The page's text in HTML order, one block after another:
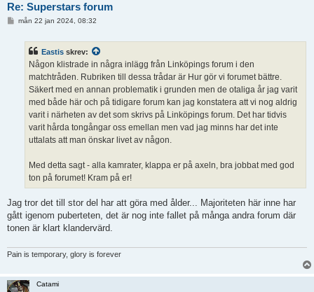
Re: Superstars forum
mån 22 jan 2024, 08:32
Eastis skrev:
Någon klistrade in några inlägg från Linköpings forum i den
matchtråden. Rubriken till dessa trådar är Hur gör vi forumet bättre.
Säkert med en annan problematik i grunden men de otaliga år jag varit
med både här och på tidigare forum kan jag konstatera att vi nog aldrig
varit i närheten av det som skrivs på Linköpings forum. Det har tidvis
varit hårda tongångar oss emellan men vad jag minns har det inte
uttalats att man önskar livet av någon.
Med detta sagt - alla kamrater, klappa er på axeln, bra jobbat med god
ton på forumet! Kram på er!
Jag tror det till stor del har att göra med ålder... Majoriteten här inne har
gått igenom puberteten, det är nog inte fallet på många andra forum där
tonen är klart klandervärd.
Pain is temporary, glory is forever
Catami